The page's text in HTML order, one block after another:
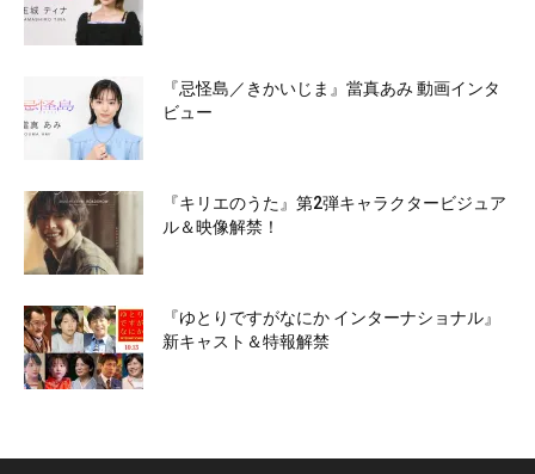
『忌怪島／きかいじま』當真あみ 動画インタ
ビュー
『キリエのうた』第2弾キャラクタービジュア
ル＆映像解禁！
『ゆとりですがなにか インターナショナル』
新キャスト＆特報解禁